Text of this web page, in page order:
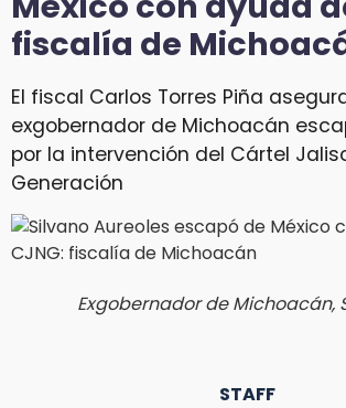
fiscalía de
El fiscal Carlos Torres Piña
exgobernador de Michoacán
por la intervención del Cártel
Generación
Exgobernador de Michoacán,
STAFF